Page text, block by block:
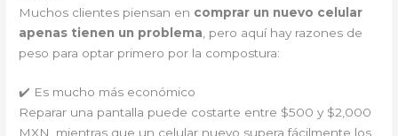
Muchos clientes piensan en comprar un nuevo celular
apenas tienen un problema , pero aquí hay razones de
peso para optar primero por la compostura:
✔️ Es mucho más económico
Reparar una pantalla puede costarte entre $500 y $2,000
MXN, mientras que un celular nuevo supera fácilmente los